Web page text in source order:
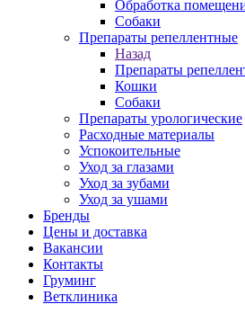
Обработка
Собаки
Препараты репеллентные
Назад
Препараты
Кошки
Собаки
Препараты урологические
Расходные материалы
Успокоительные
Уход за глазами
Уход за зубами
Уход за ушами
Бренды
Цены и доставка
Вакансии
Контакты
Груминг
Ветклиника